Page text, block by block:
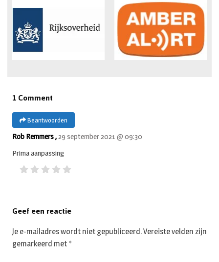
1 Comment
Beantwoorden
Rob Remmers ,29 september 2021 @ 09:30
Prima aanpassing
Geef een reactie
Je e-mailadres wordt niet gepubliceerd.Vereiste velden zijn
gemarkeerd met *